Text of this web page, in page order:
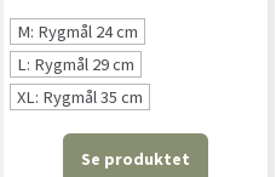
M: Rygmål 24 cm
L: Rygmål 29 cm
XL: Rygmål 35 cm
Se produktet